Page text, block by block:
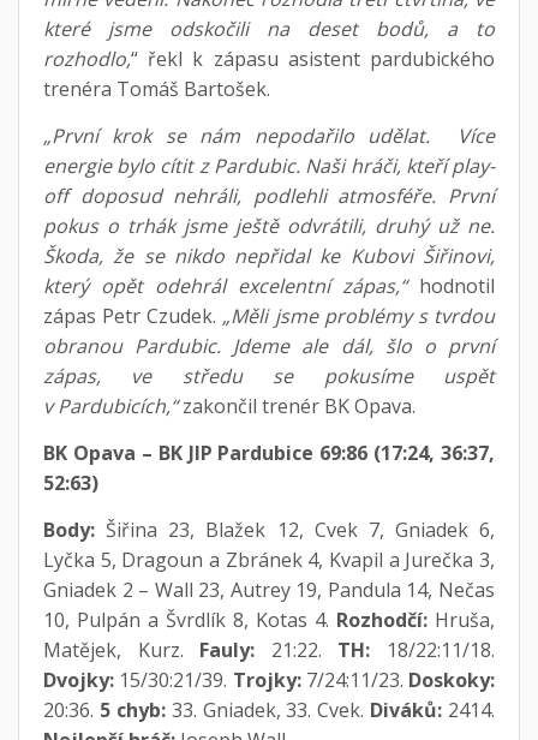
které jsme odskočili na deset bodů, a to
rozhodlo,“ řekl k zápasu asistent pardubického
trenéra Tomáš Bartošek.
„První krok se nám nepodařilo udělat. Více
energie bylo cítit z Pardubic. Naši hráči, kteří play-
off doposud nehráli, podlehli atmosféře. První
pokus o trhák jsme ještě odvrátili, druhý už ne.
Škoda, že se nikdo nepřidal ke Kubovi Šiřinovi,
který opět odehrál excelentní zápas,“ hodnotil
zápas Petr Czudek. „Měli jsme problémy s tvrdou
obranou Pardubic. Jdeme ale dál, šlo o první
zápas, ve středu se pokusíme uspět
v Pardubicích,“zakončil trenér BK Opava.
BK Opava – BK JIP Pardubice 69:86 (17:24, 36:37,
52:63)
Body:Šiřina 23, Blažek 12, Cvek 7, Gniadek 6,
Lyčka 5, Dragoun a Zbránek 4, Kvapil a Jurečka 3,
Gniadek 2 – Wall 23, Autrey 19, Pandula 14, Nečas
10, Pulpán a Švrdlík 8, Kotas 4. Rozhodčí: Hruša,
Matějek, Kurz. Fauly: 21:22. TH: 18/22:11/18.
Dvojky:15/30:21/39. Trojky: 7/24:11/23. Doskoky:
20:36. 5 chyb:33. Gniadek, 33. Cvek. Diváků: 2414.